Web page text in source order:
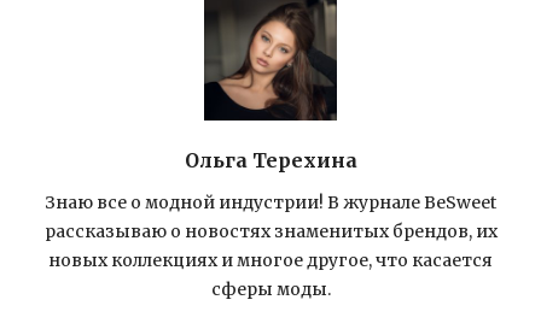
Ольга Терехина
Знаю все о модной индустрии! В журнале BeSweet
рассказываю о новостях знаменитых брендов, их
новых коллекциях и многое другое, что касается
сферы моды.